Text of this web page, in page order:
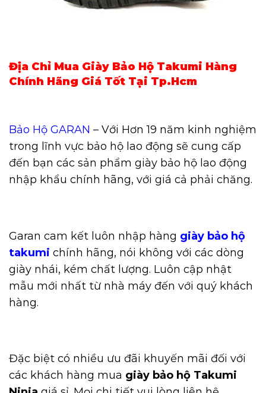
Địa Chỉ Mua Giày Bảo Hộ Takumi Hàng
Chính Hãng Giá Tốt Tại Tp.Hcm
Bảo Hộ GARAN – Với Hơn 19 năm kinh nghiệm
trong lĩnh vực bảo hộ lao động sẽ cung cấp
đến bạn các sản phẩm giày bảo hộ lao động
nhập khẩu chính hãng, với giá cả phải chăng.
Garan cam kết luôn nhập hàng giày bảo hộ
takumi chính hãng, nói không với các dòng
giày nhái, kém chất lượng. Luôn cập nhật
mẫu mới nhất từ nhà máy đến với quý khách
hàng.
Đặc biệt có nhiều ưu đãi khuyến mãi đối với
các khách hàng mua giày bảo hộ Takumi